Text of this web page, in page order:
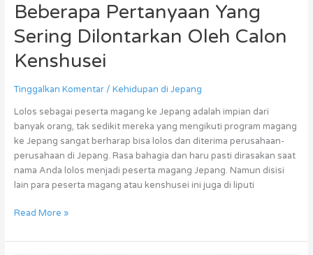
Beberapa Pertanyaan Yang
Sering Dilontarkan Oleh Calon
Kenshusei
Tinggalkan Komentar / Kehidupan di Jepang
Lolos sebagai peserta magang ke Jepang adalah impian dari
banyak orang, tak sedikit mereka yang mengikuti program magang
ke Jepang sangat berharap bisa lolos dan diterima perusahaan-
perusahaan di Jepang. Rasa bahagia dan haru pasti dirasakan saat
nama Anda lolos menjadi peserta magang Jepang. Namun disisi
lain para peserta magang atau kenshusei ini juga di liputi
Read More »